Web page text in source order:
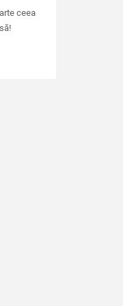
ceea